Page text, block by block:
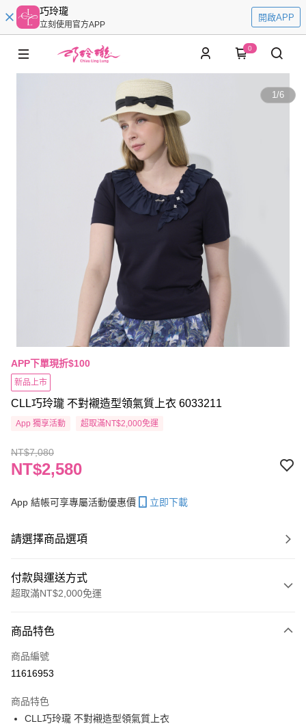
巧玲瓏
立刻使用官方APP
開啟APP
0
1/6
APP下單現折$100
新品上市
CLL巧玲瓏 不對襯造型領氣質上衣 6033211
App 獨享活動 超取滿NT$2,000免運
NT$7,080
NT$2,580
App 結帳可享專屬活動優惠價 立即下載
請選擇商品選項
付款與運送方式
超取滿NT$2,000免運
信用卡一次付款
信用卡分期付款
合作金庫商業銀行
華南商業銀行
彰化商業銀行
超商取貨付款
商品特色
商品編號
11616953
商品特色
CLL巧玲瓏 不對襯造型領氣質上衣